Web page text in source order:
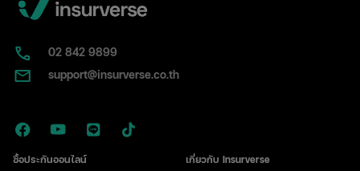
วิธี
กับ
ภาษี
02​ 842 9899
support@insurverse.co.th
ซื้อประกันออนไลน์
เกี่ยวกับ Insurverse